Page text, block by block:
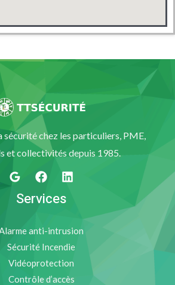
sécurité chez les particuliers, PME,
et collectivités depuis 1985.
Services
anti-intrusion
Sécurité Incendie
Vidéoprotection
Contrôle d’accès